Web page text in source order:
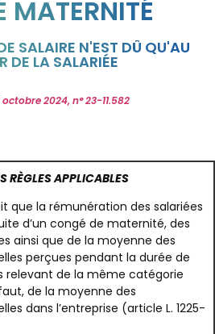
MATERNITÉ
SALAIRE N'EST DÛ QU'AU
DE LA SALARIÉE
2024, n° 23-11.582
RÈGLES APPLICABLES
que la rémunération des salariées
d’un congé de maternité, des
ainsi que de la moyenne des
perçues pendant la durée de
relevant de la même catégorie
de la moyenne des
dans l’entreprise (article L. 1225-